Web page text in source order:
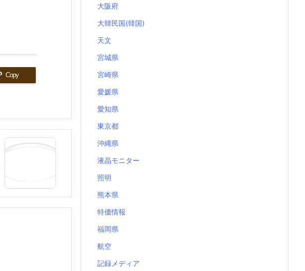
Copy
大阪府
大韓民国(韓国)
天文
宮城県
宮崎県
愛媛県
愛知県
東京都
沖縄県
液晶モニター
照明
熊本県
特価情報
福岡県
航空
記録メディア